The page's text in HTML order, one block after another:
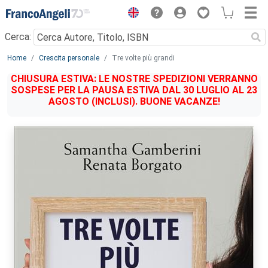
Menu
Cerca:
Main content
Home Crescita personale Tre volte più grandi
CHIUSURA ESTIVA: LE NOSTRE SPEDIZIONI VERRANNO
SOSPESE PER LA PAUSA ESTIVA DAL 30 LUGLIO AL 23
AGOSTO (INCLUSI). BUONE VACANZE!